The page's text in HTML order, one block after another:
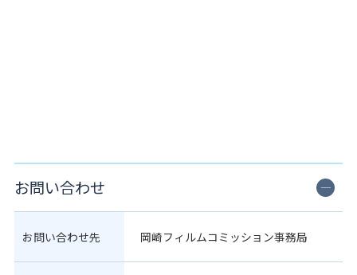
お問い合わせ
お問い合わせ先 岡崎フィルムコミッション事務局